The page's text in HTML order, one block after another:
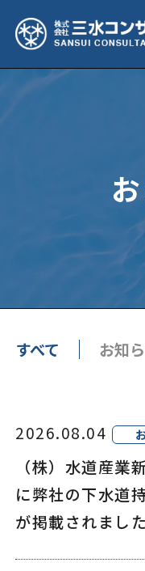
すべて お知
2026.08.04
（株）水道産業
に弊社の下水道
が掲載されました